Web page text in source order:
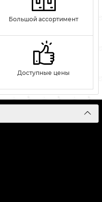
Большой ассортимент
Доступные цены